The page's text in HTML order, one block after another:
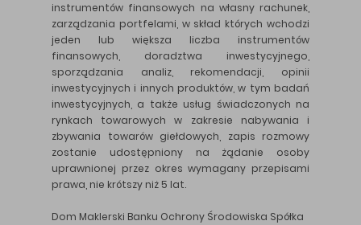
instrumentów finansowych na własny rachunek,
zarządzania portfelami, w skład których wchodzi
jeden lub większa liczba instrumentów
finansowych, doradztwa inwestycyjnego,
sporządzania analiz, rekomendacji, opinii
inwestycyjnych i innych produktów, w tym badań
inwestycyjnych, a także usług świadczonych na
rynkach towarowych w zakresie nabywania i
zbywania towarów giełdowych, zapis rozmowy
zostanie udostępniony na żądanie osoby
uprawnionej przez okres wymagany przepisami
prawa, nie krótszy niż 5 lat.
Dom Maklerski Banku Ochrony Środowiska Spółka